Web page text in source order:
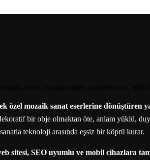
özel mozaik sanat eserlerine dönüştüren
bir obje olmaktan öte, anlam yüklü,
teknoloji arasında eşsiz bir köprü kurar.
sitesi, SEO uyumlu ve mobil cihazlara